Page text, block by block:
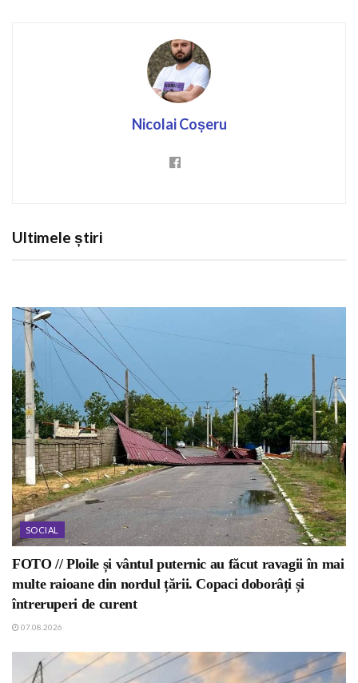
Nicolai Coșeru
Ultimele știri
SOCIAL
FOTO // Ploile și vântul puternic au făcut ravagii în mai
multe raioane din nordul țării. Copaci doborâți și
întreruperi de curent
07.08.2026